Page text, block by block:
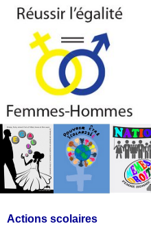
Actions scolaires